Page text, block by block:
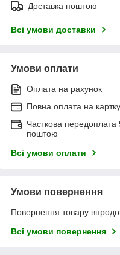
Доставка поштою
Всі умови доставки
Умови оплати
Оплата на рахунок
Повна оплата на
Часткова
поштою
Всі умови оплати
Умови повернення
Повернення товару
Всі умови повернення